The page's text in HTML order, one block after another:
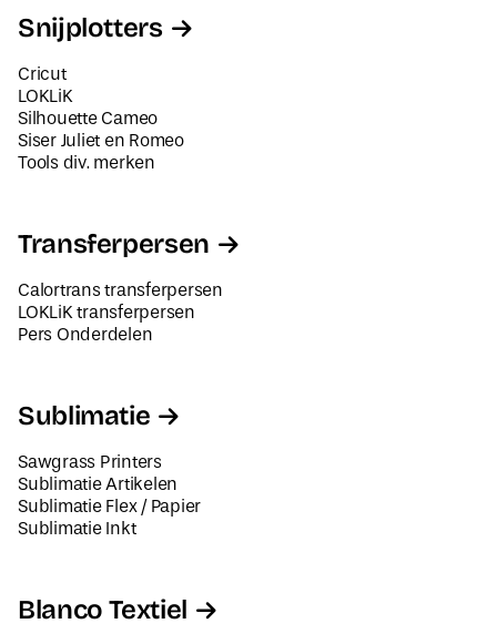
Snijplotters
Cricut
LOKLiK
Silhouette Cameo
Siser Juliet en Romeo
Tools div. merken
Transferpersen
Calortrans transferpersen
LOKLiK transferpersen
Pers Onderdelen
Sublimatie
Sawgrass Printers
Sublimatie Artikelen
Sublimatie Flex / Papier
Sublimatie Inkt
Blanco Textiel